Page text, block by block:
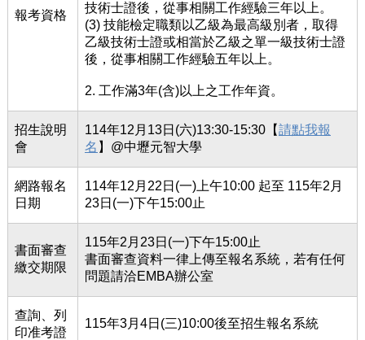
報考資格
技術士證後，從事相關工作經驗三年以上。
(3) 技能檢定職類以乙級為最高級別者，取得
乙級技術士證或相當於乙級之單一級技術士證
後，從事相關工作經驗五年以上。
2. 工作滿3年(含)以上之工作年資。
招生說明
會
114年12月13日(六)13:30-15:30【請點我報
名 】@中壢元智大學
網路報名
日期
114年12月22日(一)上午10:00 起至 115年2月
23日(一)下午15:00止
書面審查
繳交期限
115年2月23日(一)下午15:00止
書面審查資料一律上傳至報名系統，若有任何
問題請洽EMBA辦公室
查詢、列
印准考證
115年3月4日(三)10:00後至招生報名系統